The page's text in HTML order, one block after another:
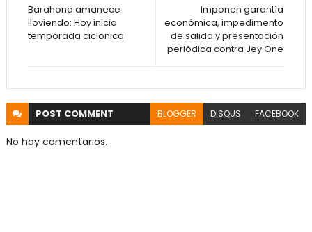
Imponen garantía
económica, impedimento
de salida y presentación
periódica contra Jey One
Barahona amanece
lloviendo: Hoy inicia
temporada ciclonica
POST COMMENT BLOGGER DISQUS FACEBOOK
No hay comentarios.